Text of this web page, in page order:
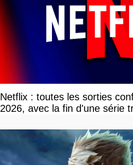
Netflix : toutes les sorties
2026, avec la fin d'une série